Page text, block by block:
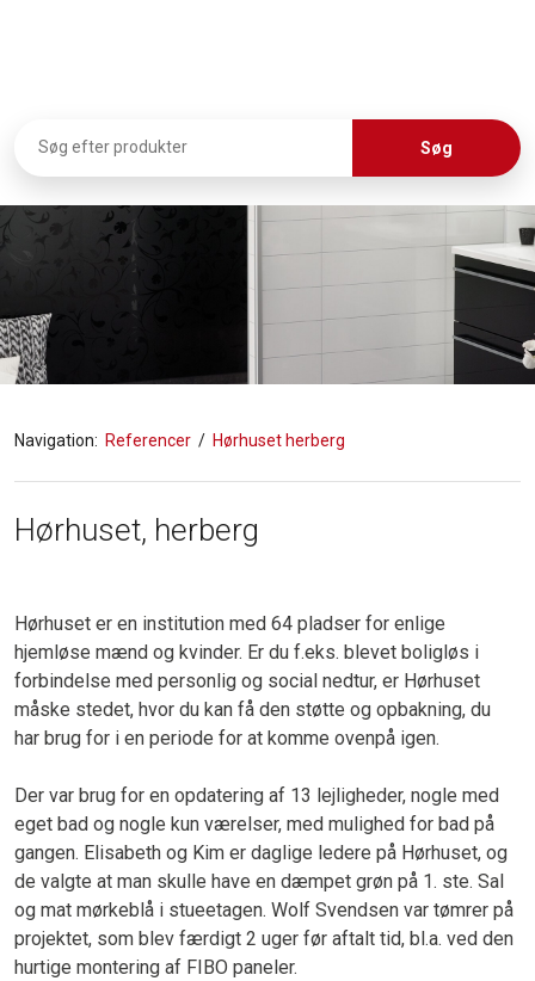
Navigation: Referencer / Hørhuset herberg
Hørhuset, herberg
Hørhuset er en institution med 64 pladser for enlige
hjemløse mænd og kvinder. Er du f.eks. blevet boligløs i
forbindelse med personlig og social nedtur, er Hørhuset
måske stedet, hvor du kan få den støtte og opbakning, du
har brug for i en periode for at komme ovenpå igen.
Der var brug for en opdatering af 13 lejligheder, nogle med
eget bad og nogle kun værelser, med mulighed for bad på
gangen. Elisabeth og Kim er daglige ledere på Hørhuset, og
de valgte at man skulle have en dæmpet grøn på 1. ste. Sal
og mat mørkeblå i stueetagen. Wolf Svendsen var tømrer på
projektet, som blev færdigt 2 uger før aftalt tid, bl.a. ved den
hurtige montering af FIBO paneler.